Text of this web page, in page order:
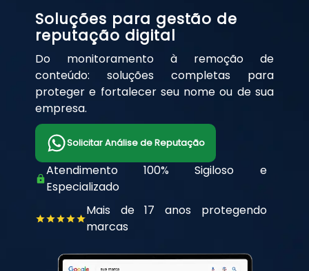
Soluções para gestão de
reputação digital
Do monitoramento à remoção de
conteúdo: soluções completas para
proteger e fortalecer seu nome ou de sua
empresa.
Solicitar Análise de Reputação
Atendimento 100% Sigiloso e
Especializado
Mais de 17 anos protegendo
marcas